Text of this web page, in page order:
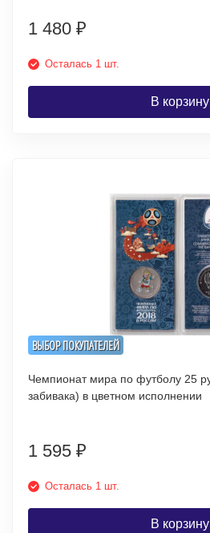
1 480 ₽
Осталась 1 шт.
В корзину
ВЫБОР ПОКУПАТЕЛЕЙ
Чемпионат мира по футболу 25
забивака) в цветном исполнении
1 595 ₽
Осталась 1 шт.
В корзину